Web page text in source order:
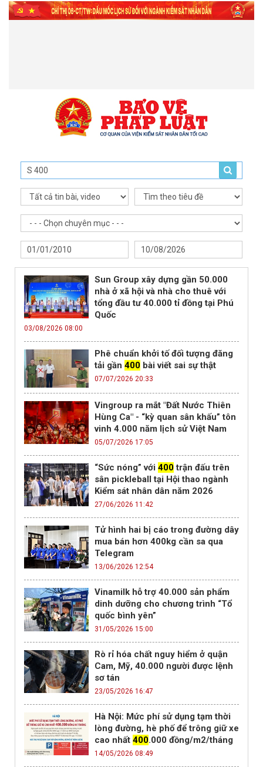
Sun Group xây dựng gần 50.000
nhà ở xã hội và nhà cho thuê với
tổng đầu tư 40.000 tỉ đồng tại Phú
Quốc
03/08/2026 08:00
Phê chuẩn khởi tố đối tượng đăng
tải gần 400 bài viết sai sự thật
07/07/2026 20:33
Vingroup ra mắt "Đất Nước Thiên
Hùng Ca" - “kỳ quan sân khấu” tôn
vinh 4.000 năm lịch sử Việt Nam
05/07/2026 17:05
“Sức nóng” với 400trận đấu trên
sân pickleball tại Hội thao ngành
Kiểm sát nhân dân năm 2026
27/06/2026 11:42
Tử hình hai bị cáo trong đường dây
mua bán hơn 400kg cần sa qua
Telegram
13/06/2026 12:54
Vinamilk hỗ trợ 40.000 sản phẩm
dinh dưỡng cho chương trình “Tổ
quốc bình yên”
31/05/2026 15:00
Rò rỉ hóa chất nguy hiểm ở quận
Cam, Mỹ, 40.000 người được lệnh
sơ tán
23/05/2026 16:47
Hà Nội: Mức phí sử dụng tạm thời
lòng đường, hè phố để trông giữ xe
cao nhất 400.000 đồng/m2/tháng
14/05/2026 08:49